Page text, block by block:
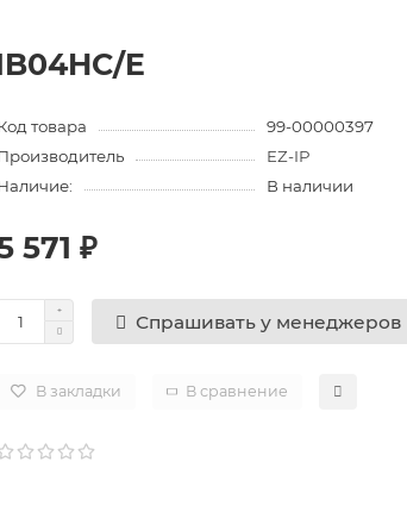
E
товара
99-00000397
EZ-IP
В наличии
571 ₽
Спрашивать у менеджеров
В закладки В сравнение